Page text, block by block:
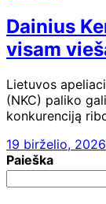
Dainius
visam
Lietuvos
(NKC) paliko
konkurenciją
19 birželio, 2026
Paieška